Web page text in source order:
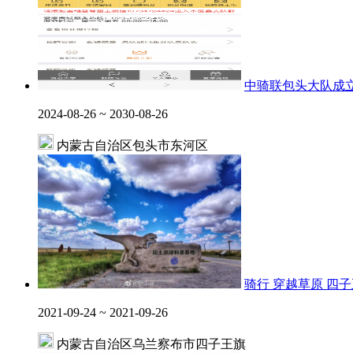
中骑联包头大队成
2024-08-26 ~ 2030-08-26
内蒙古自治区包头市东河区
骑行 穿越草原 四
2021-09-24 ~ 2021-09-26
内蒙古自治区乌兰察布市四子王旗